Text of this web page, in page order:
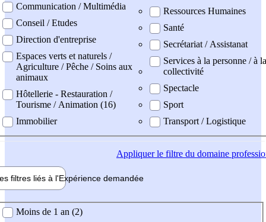
Communication / Multimédia
Conseil / Etudes
Direction d'entreprise
Espaces verts et naturels /
Agriculture / Pêche / Soins aux
animaux
Hôtellerie - Restauration /
Tourisme / Animation (16)
Immobilier
Ressources Humaines
Santé
Secrétariat / Assistanat
Services à la personne / à la
collectivité
Spectacle
Sport
Transport / Logistique
Appliquerle filtre du domaine
filtres liés à l'Expérience demandée
demandée
Moins de 1 an (2)